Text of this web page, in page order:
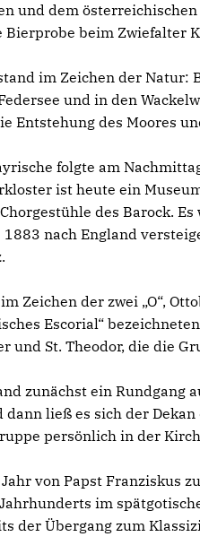
und dem
Bierprobe beim Zwiefalter
im Zeichen der Natur:
und in den
Entstehung des Moores
folgte am
ist heute ein
des Barock.
1883 nach England
Zeichen der zwei „O“,
Escorial“
und St. Theodor, die die
zunächst ein
dann ließ es sich der
persönlich in der
von Papst Franziskus
im
der Übergang zum